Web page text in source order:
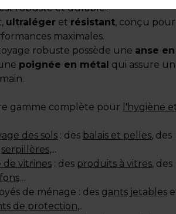
robuste et durable.
ultraléger et résistant, conçu pour
maximales.
robuste possède une anse en
poignée en métal qui assure
gamme complète pour l'hygiène
des sols : des balais et pelles, des
serpillères,...
de vitrines : des produits à vitres, des
…
de ménage : des gants jetables
de protection,..